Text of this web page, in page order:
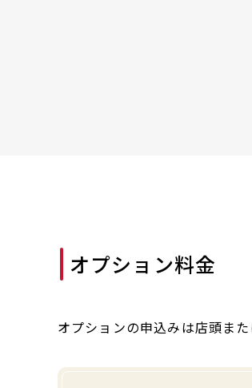
オプション料金
オプションの申込みは店頭ま